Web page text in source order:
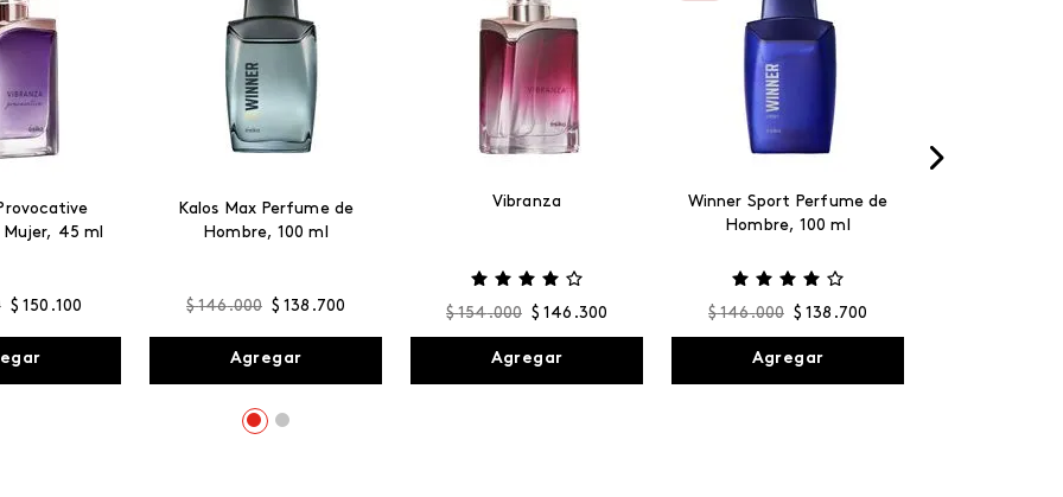
45 ml
$ 150 .100
Kalos Max Perfume de
Hombre, 100 ml
$ 146.000 $ 138 .700
Agregar
Vibranza
$ 154.000 $ 146 .300
Agregar
Winner Sport Perfume de
Hombre, 100 ml
$ 146.000 $ 138 .700
Agregar